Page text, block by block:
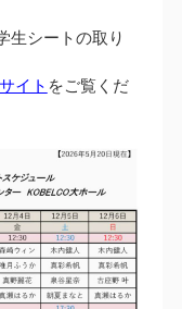
生シートの取り
イト をご覧くだ